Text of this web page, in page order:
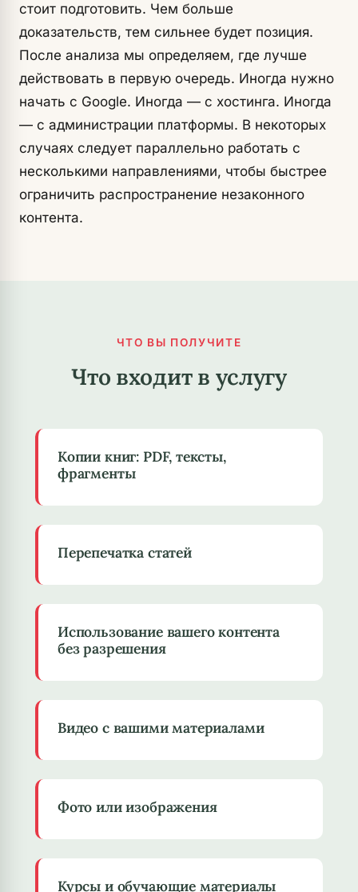
стоит подготовить. Чем больше
доказательств, тем сильнее будет позиция.
После анализа мы определяем, где лучше
действовать в первую очередь. Иногда нужно
начать с Google. Иногда — с хостинга. Иногда
— с администрации платформы. В некоторых
случаях следует параллельно работать с
несколькими направлениями, чтобы быстрее
ограничить распространение незаконного
контента.
ЧТО ВЫ ПОЛУЧИТЕ
Что входит в услугу
Копии книг: PDF, тексты,
фрагменты
Перепечатка статей
Использование вашего контента
без разрешения
Видео с вашими материалами
Фото или изображения
Курсы и обучающие материалы